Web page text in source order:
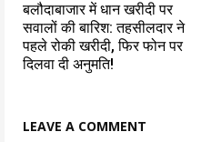
बलौदाबाजार में धान खरीदी पर
सवालों की बारिश: तहसीलदार ने
पहले रोकी खरीदी, फिर फोन पर
दिलवा दी अनुमति!
LEAVE A COMMENT